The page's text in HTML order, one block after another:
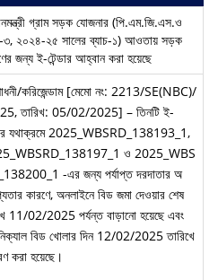
গ্রাম সড়ক যোজনার (পি.এম.জি.এস.ও
৩, ২০২৪-২৫ সালের ব্যাচ-১) আওতায় সড়ক
জন্য ই-টেন্ডার আহ্বান করা হয়েছে
করিজেন্ডাম [মেমো নং: 2213/SE(NBC)/
তারিখ: 05/02/2025] – তিনটি ই-
যথাক্রমে 2025_WBSRD_138193_1,
ও 2025_WBS
-এর জন্য পর্যাপ্ত দরদাতার অ
কারণে, অনলাইনে বিড জমা দেওয়ার শেষ
11/02/2025 পর্যন্ত বাড়ানো হয়েছে এবং
বিড খোলার দিন 12/02/2025 তারিখে
করা হয়েছে।